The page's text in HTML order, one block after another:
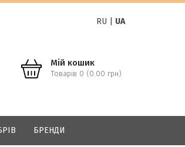
RU UA
Мій кошик
Товарів 0 (0.00 грн)
БРЕНДИ